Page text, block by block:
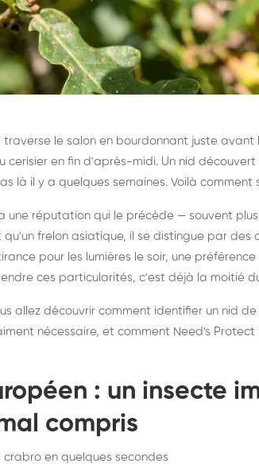
nid de
:
en
souris,
traverse le salon en bourdonnant juste
cerisier en fin d'après-midi. Un nid
là il y a quelques semaines. Voilà comment
une réputation qui le précède — souvent
qu'un frelon asiatique, il se distingue par
pour les lumières le soir, une
ces particularités, c'est déjà la moitié
allez découvrir comment identifier un nid
nécessaire, et comment Need's
: un insecte
compris
crabro en quelques secondes